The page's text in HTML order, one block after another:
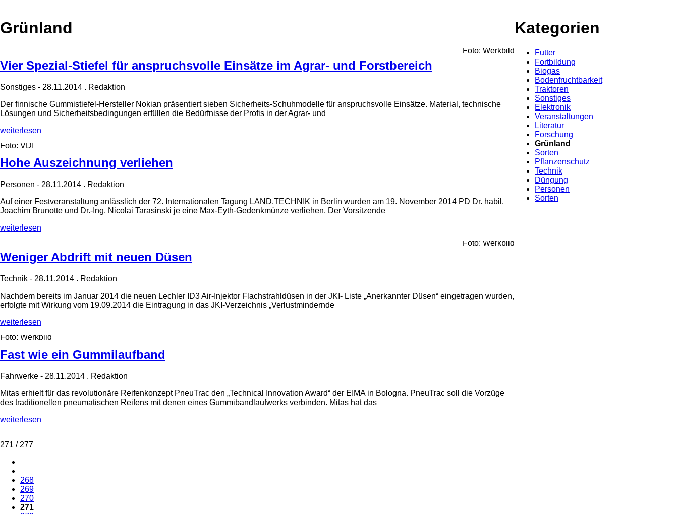
Grünland
Foto: Werkbild
Vier Spezial-Stiefel für anspruchsvolle Einsätze im Agrar- und Forstbereich
Sonstiges - 28.11.2014 . Redaktion
Der finnische Gummistiefel-Hersteller Nokian präsentiert sieben Sicherheits-Schuhmodelle für anspruchsvolle Einsätze. Material, technische
Lösungen und Sicherheitsbedingungen erfüllen die Bedürfnisse der Profis in der Agrar- und
weiterlesen
anspruchsvolle
im
und
Forstbereich
Foto: VDI
Hohe Auszeichnung verliehen
Personen - 28.11.2014 . Redaktion
Auf einer Festveranstaltung anlässlich der 72. Internationalen Tagung LAND.TECHNIK in Berlin wurden am 19. November 2014 PD Dr. habil.
Joachim Brunotte und Dr.-Ing. Nicolai Tarasinski je eine Max-Eyth-Gedenkmünze verliehen. Der Vorsitzende
weiterlesen
Foto: Werkbild
Weniger Abdrift mit neuen Düsen
Technik - 28.11.2014 . Redaktion
Nachdem bereits im Januar 2014 die neuen Lechler ID3 Air-Injektor Flachstrahldüsen in der JKI- Liste „Anerkannter Düsen“ eingetragen wurden,
erfolgte mit Wirkung vom 19.09.2014 die Eintragung in das JKI-Verzeichnis „Verlustmindernde
weiterlesen
mit
neuen
Düsen
Foto: Werkbild
Fast wie ein Gummilaufband
Fahrwerke - 28.11.2014 . Redaktion
Mitas erhielt für das revolutionäre Reifenkonzept PneuTrac den „Technical Innovation Award“ der EIMA in Bologna. PneuTrac soll die Vorzüge
des traditionellen pneumatischen Reifens mit denen eines Gummibandlaufwerks verbinden. Mitas hat das
weiterlesen
271 / 277
268
269
270
271
Kategorien
Futter
Fortbildung
Biogas
Bodenfruchtbarkeit
Traktoren
Sonstiges
Elektronik
Veranstaltungen
Literatur
Forschung
Grünland
Sorten
Pflanzenschutz
Technik
Düngung
Personen
Sorten